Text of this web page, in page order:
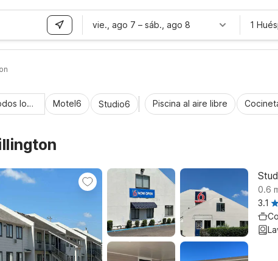
vie., ago 7 – sáb., ago 8 1
Todos los filtros Motel6 Studio6 Piscina al aire libre
0.6
3.1